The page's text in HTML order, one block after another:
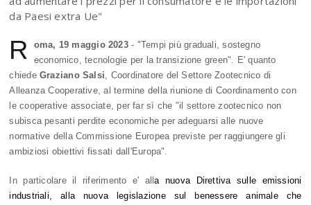
da Paesi extra Ue"
R oma, 19 maggio 2023- "Tempi più graduali, sostegno
economico, tecnologie per la transizione green". E' quanto
chiedeGraziano Salsi, Coordinatore del Settore Zootecnico di
Alleanza Cooperative, al termine della riunione di Coordinamento con
le cooperative associate, per far sì che "il settore zootecnico non
subisca pesanti perdite economiche per adeguarsi alle nuove
normative della Commissione Europea previste per raggiungere gli
ambiziosi obiettivi fissati dall'Europa".
In particolare il riferimento e' alla nuova Direttiva sulle emissioni
industriali, alla nuova legislazione sul benessere animale che